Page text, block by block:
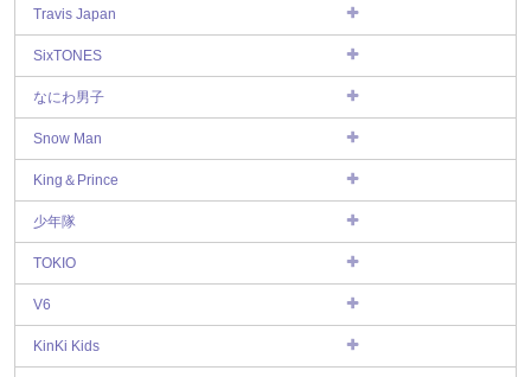
Travis Japan
SixTONES
なにわ男子
Snow Man
King＆Prince
少年隊
TOKIO
V6
KinKi Kids